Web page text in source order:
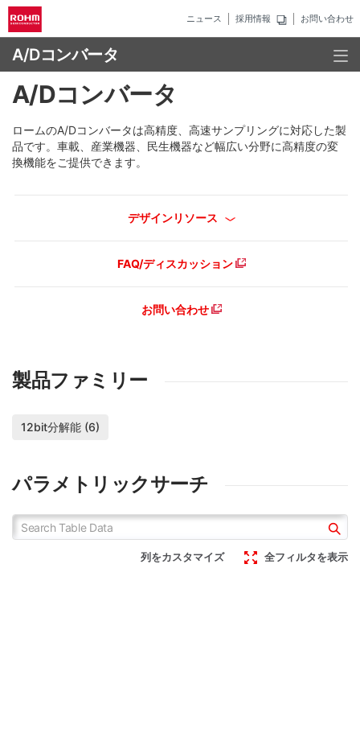
ニュース 採用情報 お問い合わせ
A/Dコンバータ
A/Dコンバータ
ロームのA/Dコンバータは高精度、高速サンプリングに対応した製
品です。車載、産業機器、民生機器など幅広い分野に高精度の変
換機能をご提供できます。
デザインリソース
FAQ/ディスカッション
お問い合わせ
製品ファミリー
12bit分解能 (6)
パラメトリックサーチ
列をカスタマイズ 全フィルタを表示